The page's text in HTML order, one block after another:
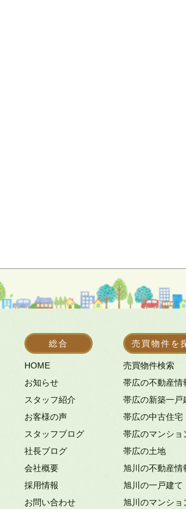
総合
HOME
お知らせ
スタッフ紹介
お客様の声
スタッフブログ
社長ブログ
会社概要
採用情報
お問い合わせ
売買物件を
売買物件検索
帯広の不動産情
帯広の新築一戸
帯広の中古住宅
帯広のマンショ
帯広の土地
旭川の不動産情
旭川の一戸建て
旭川のマンショ